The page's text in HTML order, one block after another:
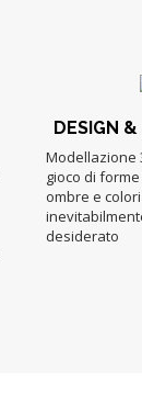
DESIGN &
Modellazione
gioco di
ombre e
desiderato